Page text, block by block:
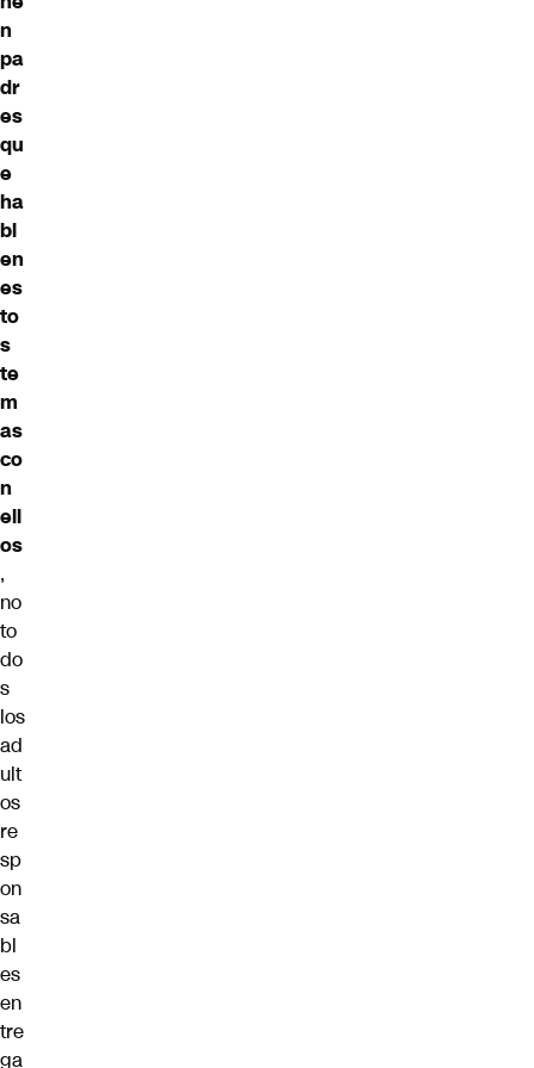
n
pa
dr
es
qu
e
ha
bl
en
es
to
s
te
m
as
co
n
ell
os
,
no
to
do
s
los
ad
ult
os
re
sp
on
sa
bl
es
en
tre
ga